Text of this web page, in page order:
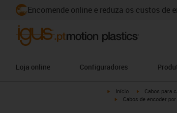
Encomende online e reduza os custos de
Loja online Configuradores
igus-icon-arrow-right
Início igus-icon-
Cabos para
igus-icon-arrow-right
Cabos de encoder